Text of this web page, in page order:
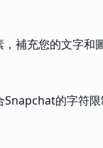
補充您的文字和圖
的字符限